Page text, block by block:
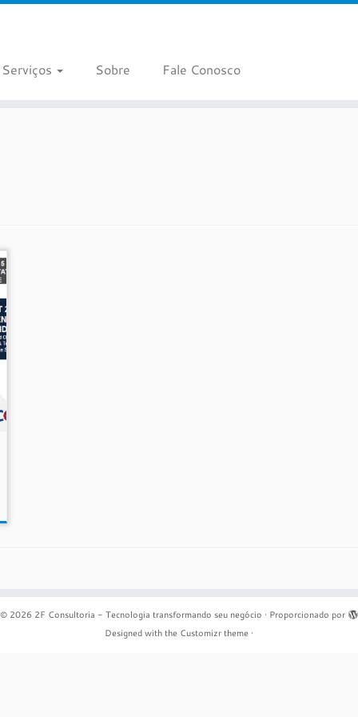
Serviços Sobre Fale Conosco
© 2026 2F Consultoria - Tecnologia transformando seu negócio · Proporcionado por
Designed with the Customizr theme ·